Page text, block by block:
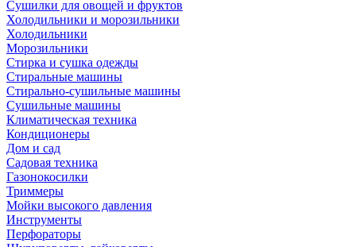
Сушилки для овощей и фруктов
Холодильники и морозильники
Холодильники
Морозильники
Стирка и сушка одежды
Стиральные машины
Стирально-сушильные машины
Сушильные машины
Климатическая техника
Кондиционеры
Дом и сад
Садовая техника
Газонокосилки
Триммеры
Мойки высокого давления
Инструменты
Перфораторы